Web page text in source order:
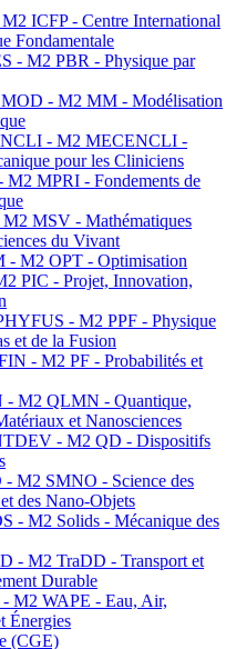
ICFP - Centre International
Fondamentale
- M2 PBR - Physique par
- M2 MM - Modélisation
- M2 MECENCLI -
pour les Cliniciens
MPRI - Fondements de
MSV - Mathématiques
du Vivant
- M2 OPT - Optimisation
PIC - Projet, Innovation,
- M2 PPF - Physique
et de la Fusion
- M2 PF - Probabilités et
M2 QLMN - Quantique,
et Nanosciences
- M2 QD - Dispositifs
M2 SMNO - Science des
des Nano-Objets
- M2 Solids - Mécanique des
- M2 TraDD - Transport et
Durable
M2 WAPE - Eau, Air,
Énergies
(CGE)